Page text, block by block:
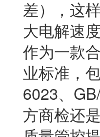
差），这
大电解速
作为一款
业标准，
6023、
方商检还